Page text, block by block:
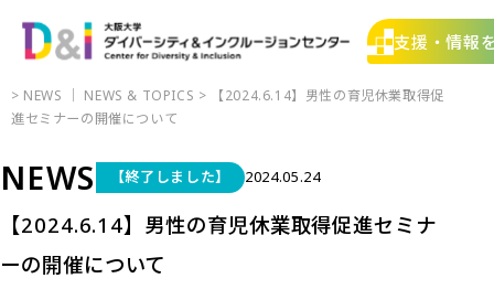
支援・情報
> NEWS NEWS & TOPICS > 【2024.6.14】男性の育児休業取得促
進セミナーの開催について
NEWS 【終了しました】 2024.05.24
【2024.6.14】男性の育児休業取得促進セミナ
ーの開催について